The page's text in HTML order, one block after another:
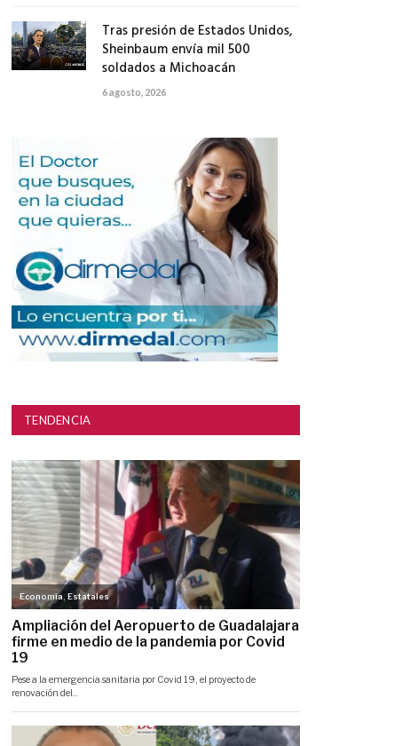
Tras presión de Estados Unidos,
Sheinbaum envía mil 500
soldados a Michoacán
6 agosto, 2026
TENDENCIA